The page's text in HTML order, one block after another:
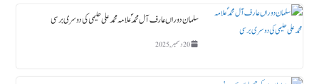
سلمان دوراں عارف آل محمدؐ علامہ محمد علی حلیمی کی دوسری برسی
20 دسمبر, 2025